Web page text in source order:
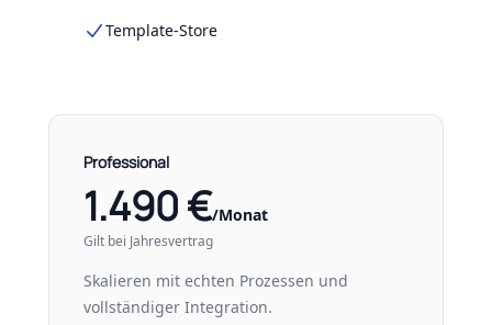
Template-Store
Professional
1.490 €/Monat
Gilt bei Jahresvertrag
Skalieren mit echten Prozessen und
vollständiger Integration.